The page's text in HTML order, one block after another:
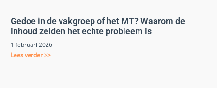
Gedoe in de vakgroep of het MT? Waarom de
inhoud zelden het echte probleem is
1 februari 2026
Lees verder >>